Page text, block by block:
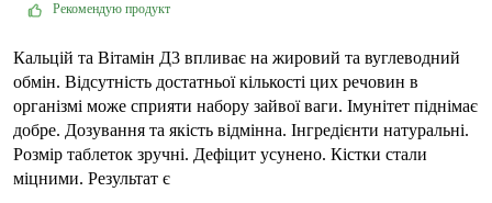
Рекомендую продукт
Кальцій та Вітамін Д3 впливає на жировий та вуглеводний
обмін. Відсутність достатньої кількості цих речовин в
організмі може сприяти набору зайвої ваги. Імунітет піднімає
добре. Дозування та якість відмінна. Інгредієнти натуральні.
Розмір таблеток зручні. Дефіцит усунено. Кістки стали
міцними. Результат є